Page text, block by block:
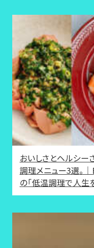
おいしさとヘルシー
調理メニュー3選。｜
の「低温調理で人生